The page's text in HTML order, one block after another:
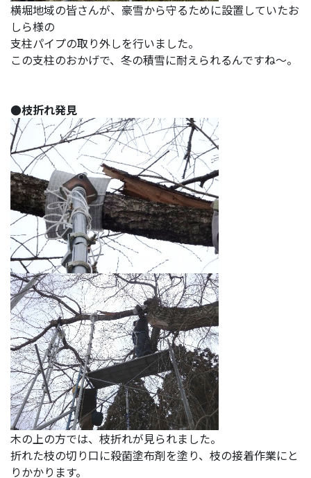
横堀地域の皆さんが、豪雪から守るために設置していたお
しら様の
支柱パイプの取り外しを行いました。
この支柱のおかげで、冬の積雪に耐えられるんですね～。
●枝折れ発見
木の上の方では、枝折れが見られました。
折れた枝の切り口に殺菌塗布剤を塗り、枝の接着作業にと
りかかります。